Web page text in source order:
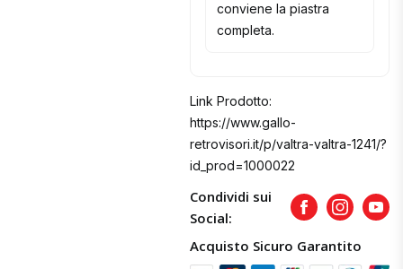
conviene la piastra
completa.
Link Prodotto:
https://www.gallo-
retrovisori.it/p/valtra-valtra-1241/?
id_prod=1000022
Condividi sui
Social:
FacebookInstagram
Acquisto Sicuro Garantito